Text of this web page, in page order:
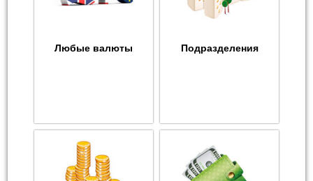
Любые валюты Подразделения